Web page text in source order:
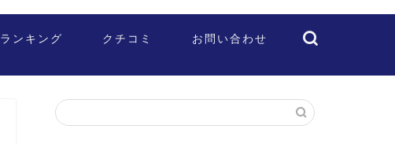
ランキング クチコミ お問い合わせ